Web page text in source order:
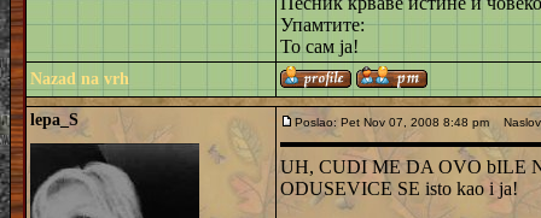
Упамтите:
То сам ја!
Nazad na vrh
lepa_S Poslao: Pet Nov 07, 2008 8:48 pm
UH, CUDI ME DA OVO bILE
ODUSEVICE SE isto kao i ja!